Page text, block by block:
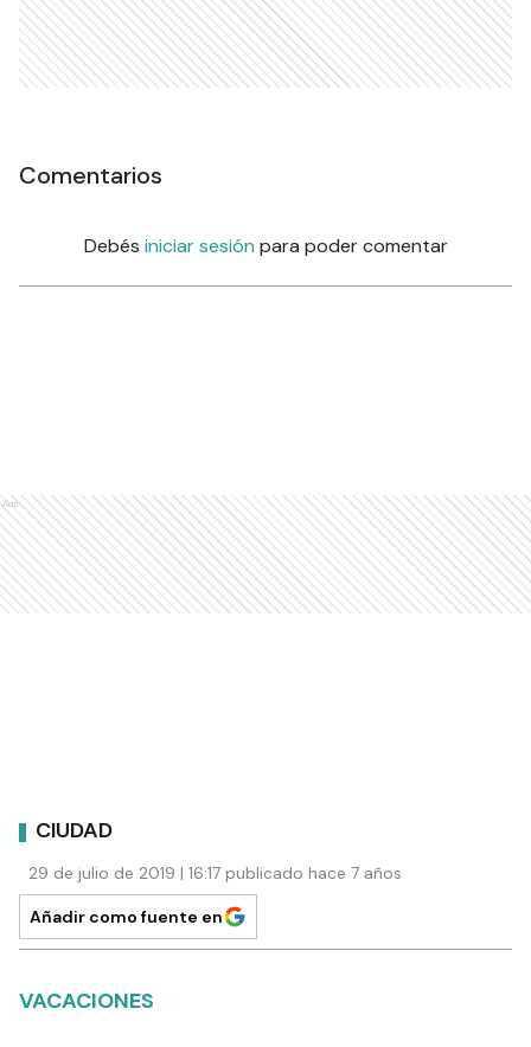
Comentarios
Debés iniciar sesión para poder comentar
Ads
CIUDAD
29 de julio de 2019 | 16:17 publicado hace 7 años
Añadir como fuente en
VACACIONES